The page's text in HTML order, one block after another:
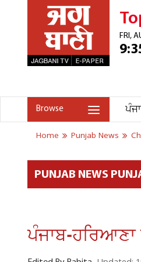
FRI,
Browse
Home Punjab News
PUNJAB NEWS
ਪੰਜਾਬ-